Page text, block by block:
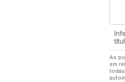
As
em